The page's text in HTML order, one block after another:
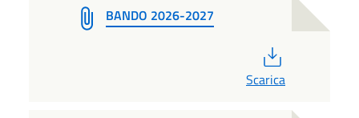
BANDO 2026-2027
Scarica